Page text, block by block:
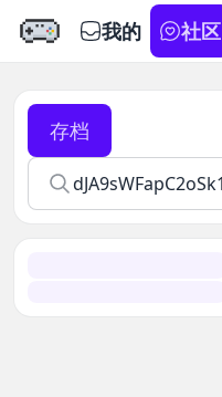
我的 社区
存档